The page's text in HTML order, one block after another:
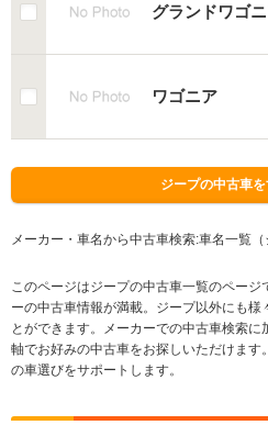
グランドワゴ
ワゴニア
ジープの中古車
メーカー・車名から中古車検索:車名一覧（
このページはジープの中古車一覧のページ
ーの中古車情報が満載。ジープ以外にも様
とができます。メーカーでの中古車検索
軸でお好みの中古車をお探しいただけま
の車選びをサポートします。